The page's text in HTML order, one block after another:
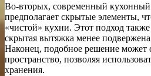
Во-вторых, современный кухонный
предполагает скрытые элементы,
«чистой» кухни. Этот подход
скрытая вытяжка менее
Наконец, подобное решение может
пространство, позволяя
хранения.